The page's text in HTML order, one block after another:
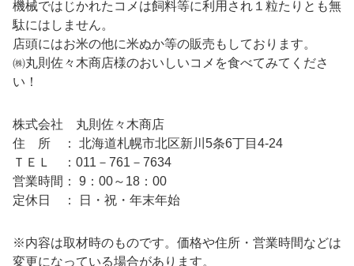
機械ではじかれたコメは飼料等に利用され１粒たりとも無
駄にはしません。
店頭にはお米の他に米ぬか等の販売もしております。
㈱丸則佐々木商店様のおいしいコメを食べてみてくださ
い！
株式会社 丸則佐々木商店
住 所 ： 北海道札幌市北区新川5条6丁目4-24
ＴＥＬ ：011－761－7634
営業時間： 9：00～18：00
定休日 ： 日・祝・年末年始
※内容は取材時のものです。価格や住所・営業時間などは
変更になっている場合があります。